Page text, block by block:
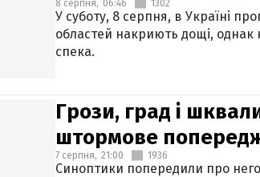
8 серпня, 06:46 1302
У суботу, 8 серпня, в Україні
областей накриють дощі, однак
спека.
Грози, град і
штормове
7 серпня, 21:00 1936
Синоптики попередили про